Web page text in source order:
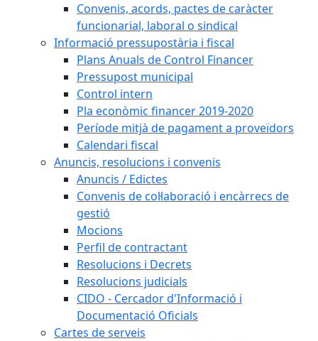
Convenis, acords, pactes de caràcter
funcionarial, laboral o sindical
Informació pressupostària i fiscal
Plans Anuals de Control Financer
Pressupost municipal
Control intern
Pla econòmic financer 2019-2020
Període mitjà de pagament a proveïdors
Calendari fiscal
Anuncis, resolucions i convenis
Anuncis / Edictes
Convenis de col·laboració i encàrrecs de
gestió
Mocions
Perfil de contractant
Resolucions i Decrets
Resolucions judicials
CIDO - Cercador d'Informació i
Documentació Oficials
Cartes de serveis